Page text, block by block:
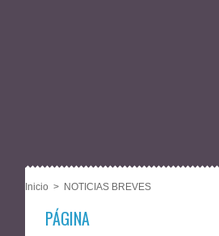
Inicio > NOTICIAS BREVES
PÁGINA